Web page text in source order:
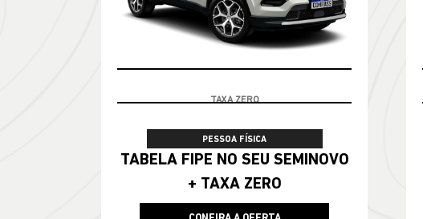
PESSOA FÍSICA
TABELA FIPE NO SEU SEMINOVO
+ TAXA ZERO